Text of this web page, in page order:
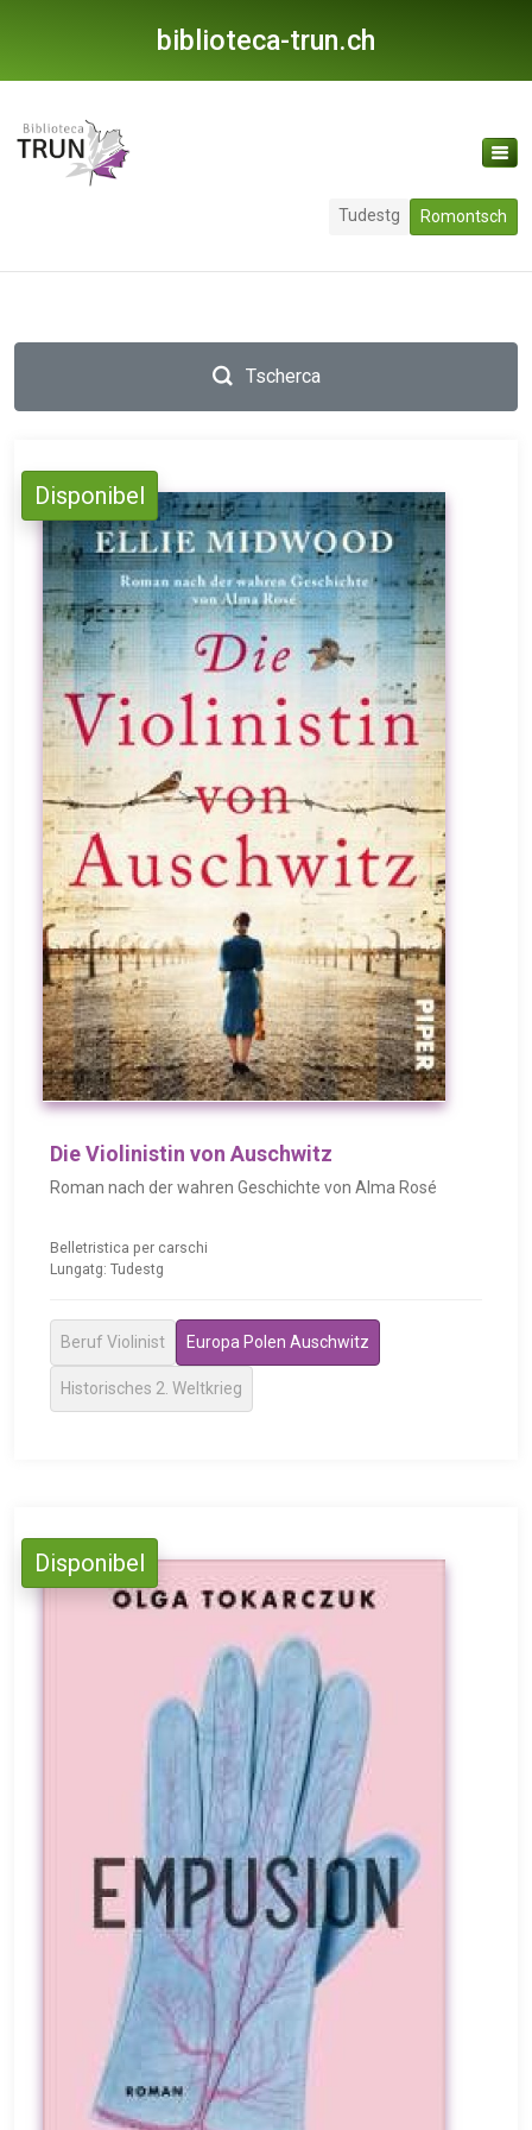
biblioteca-trun.ch
Tudestg Romontsch
Tscherca
Disponibel
Die Violinistin von Auschwitz
Roman nach der wahren Geschichte von Alma Rosé
Belletristica per carschi
Lungatg: Tudestg
Beruf Violinist Europa Polen Auschwitz
Historisches 2. Weltkrieg
Disponibel